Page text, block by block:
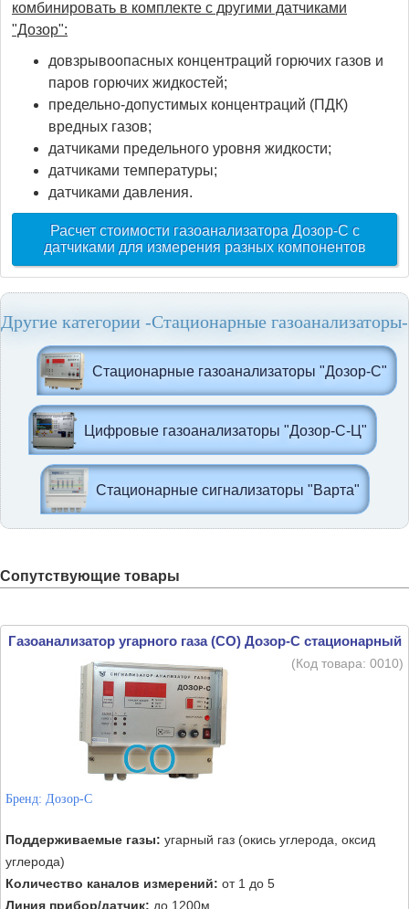
комбинировать в комплекте с другими датчиками
"Дозор":
довзрывоопасных концентраций горючих газов и
паров горючих жидкостей;
предельно-допустимых концентраций (ПДК)
вредных газов;
датчиками предельного уровня жидкости;
датчиками температуры;
датчиками давления.
Расчет стоимости газоанализатора Дозор-С с
датчиками для измерения разных компонентов
Другие категории -Стационарные газоанализаторы-
Стационарные газоанализаторы "Дозор-С"
Цифровые газоанализаторы "Дозор-С-Ц"
Стационарные сигнализаторы "Варта"
Сопутствующие товары
Газоанализатор угарного газа (CO) Дозор-С стационарный
(Код товара: 0010)
Бренд: Дозор-С
Поддерживаемые газы: угарный газ (окись углерода, оксид
углерода)
Количество каналов измерений: от 1 до 5
Линия прибор/датчик: до 1200м